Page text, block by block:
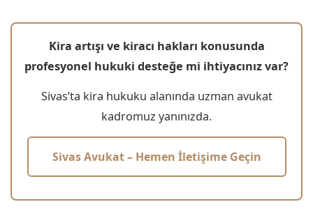
Kira artışı ve kiracı hakları konusunda
profesyonel hukuki desteğe mi ihtiyacınız var?
Sivas’ta kira hukuku alanında uzman avukat
kadromuz yanınızda.
Sivas Avukat – Hemen İletişime Geçin